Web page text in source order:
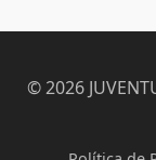
© 2026